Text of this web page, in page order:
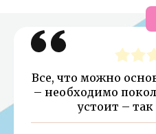
Все, что можно
– необходимо
устоит –